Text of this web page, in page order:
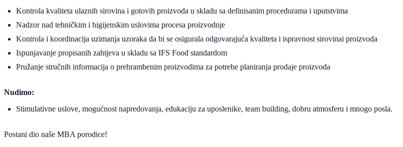
Kontrola kvaliteta ulaznih sirovina i gotovih proizvoda u skladu sa definisanim procedurama i uputstvima
Nadzor nad tehničkim i higijenskim uslovima procesa proizvodnje
Kontrola i koordinacija uzimanja uzoraka da bi se osigurala odgovarajuća kvaliteta i ispravnost sirovinai proizvoda
Ispunjavanje propisanih zahtjeva u skladu sa IFS Food standardom
Pružanje stručnih informacija o prehrambenim proizvodima za potrebe planiranja prodaje proizvoda
Nudimo:
Stimulativne uslove, mogućnost napredovanja, edukaciju za uposlenike, team building, dobru atmosferu i mnogo posla.
Postani dio naše MBA porodice!